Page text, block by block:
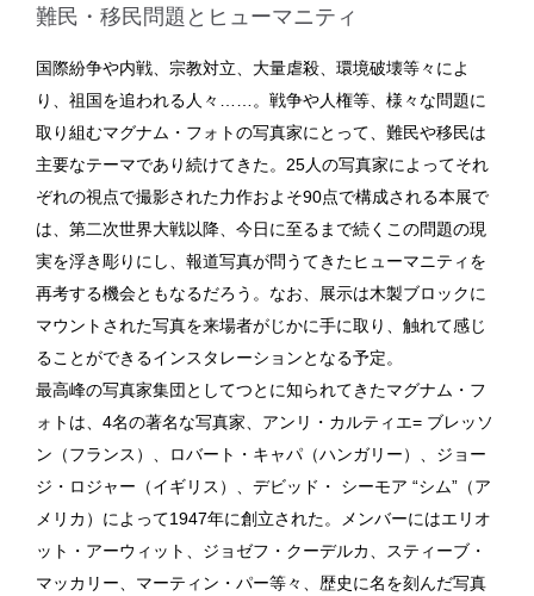
難民・移民問題とヒューマニティ
国際紛争や内戦、宗教対立、大量虐殺、環境破壊等々によ
り、祖国を追われる人々……。戦争や人権等、様々な問題に
取り組むマグナム・フォトの写真家にとって、難民や移民は
主要なテーマであり続けてきた。25人の写真家によってそれ
ぞれの視点で撮影された力作およそ90点で構成される本展で
は、第二次世界大戦以降、今日に至るまで続くこの問題の現
実を浮き彫りにし、報道写真が問うてきたヒューマニティを
再考する機会ともなるだろう。なお、展示は木製ブロックに
マウントされた写真を来場者がじかに手に取り、触れて感じ
ることができるインスタレーションとなる予定。
最高峰の写真家集団としてつとに知られてきたマグナム・フ
ォトは、4名の著名な写真家、アンリ・カルティエ= ブレッソ
ン（フランス）、ロバート・キャパ（ハンガリー）、ジョー
ジ・ロジャー（イギリス）、デビッド・ シーモア “シム”（ア
メリカ）によって1947年に創立された。メンバーにはエリオ
ット・アーウィット、ジョゼフ・クーデルカ、スティーブ・
マッカリー、マーティン・パー等々、歴史に名を刻んだ写真